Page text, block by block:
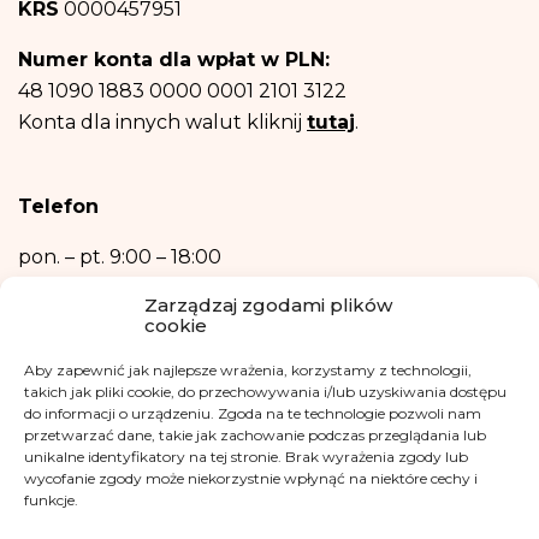
Zarządzaj zgodami plików
cookie
Aby zapewnić jak najlepsze wrażenia, korzystamy z technologii,
takich jak pliki cookie, do przechowywania i/lub uzyskiwania dostępu
do informacji o urządzeniu. Zgoda na te technologie pozwoli nam
przetwarzać dane, takie jak zachowanie podczas przeglądania lub
unikalne identyfikatory na tej stronie. Brak wyrażenia zgody lub
wycofanie zgody może niekorzystnie wpłynąć na niektóre cechy i
funkcje.
punktach b) oraz c) powyżej.
Posiadasz prawo dostępu do treści swoich danych oraz prawo ich
sprostowania, usunięcia, ograniczenia przetwarzania, prawo do przenoszenia
danych, prawo wniesienia sprzeciwu, prawo do przenoszenia danych.
Ochrony Danych Osobowych, w razie uznania, iż przetwarzanie danych
Podanie danych osobowych jest niezbędne do zrealizowania ww. celów.
również w formie profilowania.
KRS 0000457951
Numer konta dla wpłat w PLN:
48 1090 1883 0000 0001 2101 3122
Konta dla innych walut kliknij tutaj.
Telefon
pon. – pt. 9:00 – 18:00
Kontakt mailowy
kontakt@fundacjakasisi.pl
Inspektor Danych Osobowych
Klaudia Kwiatkowska